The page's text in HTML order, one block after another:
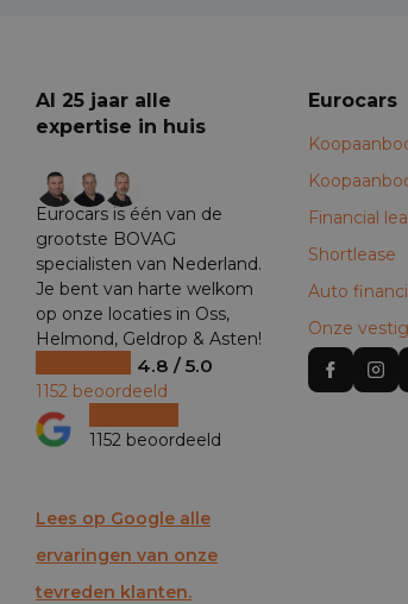
Al 25 jaar alle
expertise in huis
Eurocars is één van de
grootste BOVAG
specialisten van Nederland.
Je bent van harte welkom
op onze locaties in Oss,
Helmond, Geldrop & Asten!
4.8 / 5.0
1152 beoordeeld
1152 beoordeeld
Lees op Google alle
ervaringen van onze
tevreden klanten.
Eurocars
Financial
Shortlease
Auto
Onze